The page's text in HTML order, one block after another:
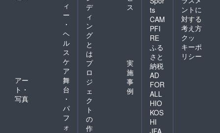
以降の
お届け
予定で
す。
絡しま
す) ●全
公演の
観劇
PASS
(良席保
※「HP
サポー
ターと
して公
演時に
お名前
を読み
上げる
(会場内
ィ
ー
・
ヘ
ル
ス
ケ
ア
アー
ト・
写真
舞
台
・
パ
フ
ォ
デ
ィ
ン
グ
と
は
ス
プ
ロ
ジ
ェ
ク
ト
の
作
実
施
事
例
ts
CAM
PFI
RE
ふる
さと
納税
AD
FOR
ALL
HIO
KOS
HI
JFA
ントに
対する
考え方
クッ
キーポ
リシー